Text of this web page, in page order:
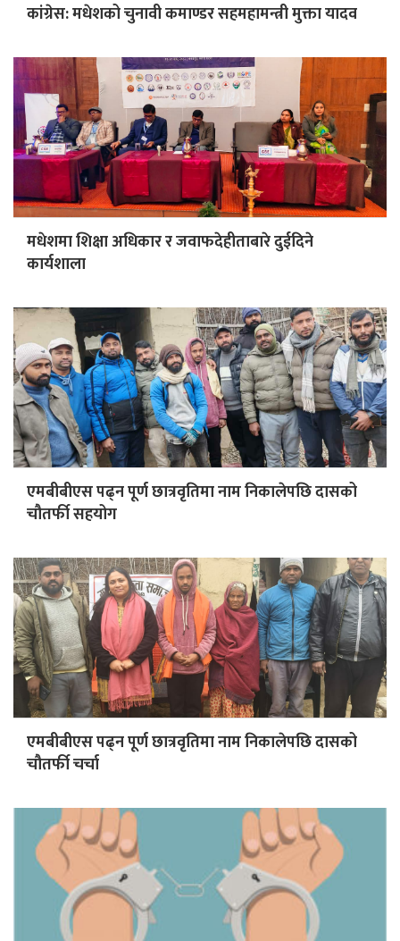
कांग्रेस: मधेशको चुनावी कमाण्डर सहमहामन्त्री मुक्ता यादव
मधेशमा शिक्षा अधिकार र जवाफदेहीताबारे दुईदिने
कार्यशाला
एमबीबीएस पढ्न पूर्ण छात्रवृतिमा नाम निकालेपछि दासको
चौतर्फी सहयोग
एमबीबीएस पढ्न पूर्ण छात्रवृतिमा नाम निकालेपछि दासको
चौतर्फी चर्चा